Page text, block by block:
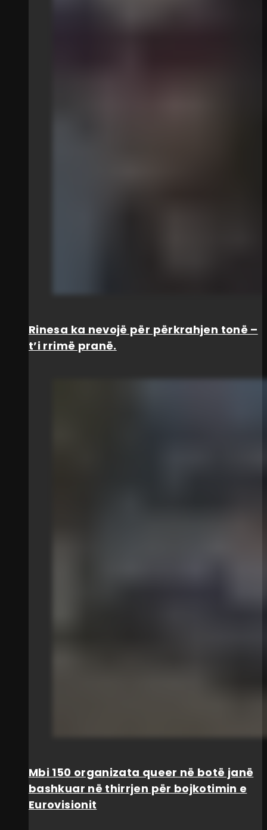
Rinesa ka nevojë për përkrahjen tonë –
t’i rrimë pranë.
Mbi 150 organizata queer në botë janë
bashkuar në thirrjen për bojkotimin e
Eurovisionit